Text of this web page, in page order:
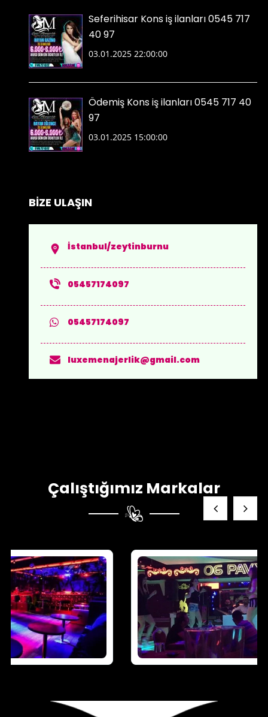
Seferihisar Kons iş ilanları 0545 717
40 97
03.01.2025 22:00:00
Ödemiş Kons iş ilanları 0545 717 40
97
03.01.2025 15:00:00
BİZE ULAŞIN
İstanbul/zeytinburnu
05457174097
05457174097
luxemenajerlik@gmail.com
Çalıştığımız Markalar